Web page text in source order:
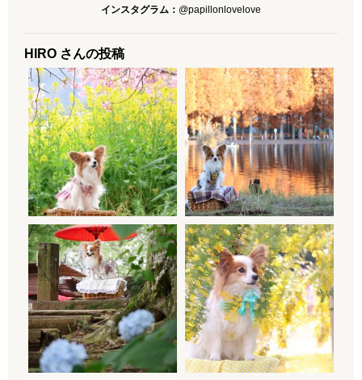
インスタグラム： @papillonlovelove
HIRO さんの投稿